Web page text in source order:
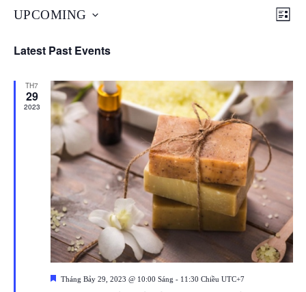
Views
LIST
UPCOMING
date.
Latest Past Events
TH7
29
2023
Featured
Tháng Bảy 29, 2023 @ 10:00 Sáng - 11:30 Chiều UTC+7